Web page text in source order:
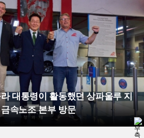
대통령이 활동했던 상파울루 지
속노조 본부 방문